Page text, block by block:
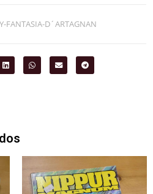
FANTASIA-D´ARTAGNAN